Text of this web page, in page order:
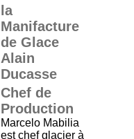
la
Manifacture
de Glace
Alain
Ducasse
Chef de
Production
Marcelo Mabilia
est chef glacier à